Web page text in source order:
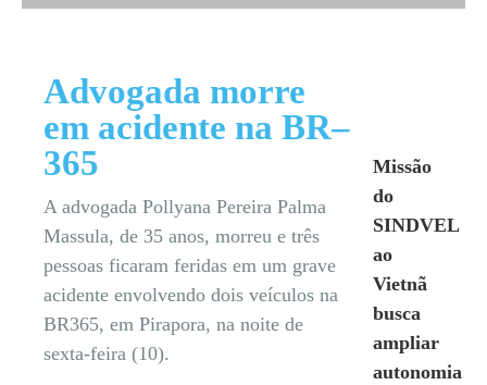
Advogada morre
em acidente na BR–
365
A advogada Pollyana Pereira Palma
Massula, de 35 anos, morreu e três
pessoas ficaram feridas em um grave
acidente envolvendo dois veículos na
BR365, em Pirapora, na noite de
sexta-feira (10).
Missão
do
SINDVEL
ao
Vietnã
busca
ampliar
autonomia